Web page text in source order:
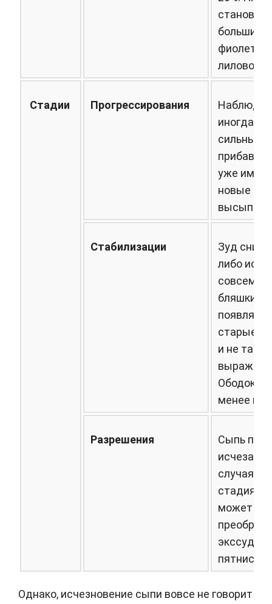
большими,
лилового
Стадии Прогрессирования
иногда
сильный.
уже
новые
Стабилизации
Зуд
либо
совсем,
бляшки
старые
и не такие
Ободок
менее
Разрешения
Сыпь
случаях
стадия
может
Однако, исчезновение сыпи вовсе не говорит